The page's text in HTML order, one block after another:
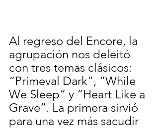
Al regreso del Encore, la
agrupación nos deleitó
con tres temas clásicos:
“Primeval Dark”, “While
We Sleep” y “Heart Like a
Grave”. La primera sirvió
para una vez más sacudir